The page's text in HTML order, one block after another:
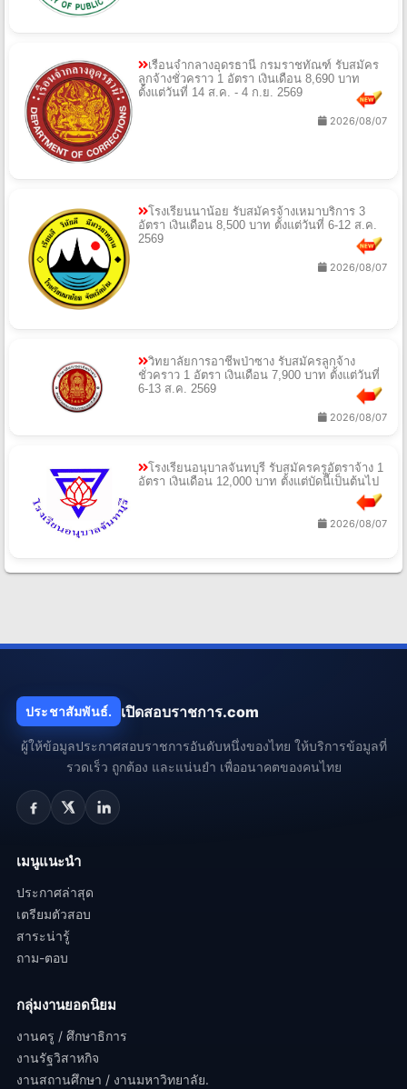
เรือนจำกลางอุดรธานี กรมราชทัณฑ์ รับสมัคร
ลูกจ้างชั่วคราว 1 อัตรา เงินเดือน 8,690 บาท
ตั้งแต่วันที่ 14 ส.ค. - 4 ก.ย. 2569
2026/08/07
โรงเรียนนาน้อย รับสมัครจ้างเหมาบริการ 3
อัตรา เงินเดือน 8,500 บาท ตั้งแต่วันที่ 6-12 ส.ค.
2569
2026/08/07
วิทยาลัยการอาชีพป่าซาง รับสมัครลูกจ้าง
ชั่วคราว 1 อัตรา เงินเดือน 7,900 บาท ตั้งแต่วันที่
6-13 ส.ค. 2569
2026/08/07
โรงเรียนอนุบาลจันทบุรี รับสมัครครูอัตราจ้าง 1
อัตรา เงินเดือน 12,000 บาท ตั้งแต่บัดนี้เป็นต้นไป
2026/08/07
ประชาสัมพันธ์. เปิดสอบราชการ.com
ผู้ให้ข้อมูลประกาศสอบราชการอันดับหนึ่งของไทย ให้บริการข้อมูลที่
รวดเร็ว ถูกต้อง และแน่นยำ เพื่ออนาคตของคนไทย
เมนูแนะนำ
ประกาศล่าสุด
เตรียมตัวสอบ
สาระน่ารู้
ถาม-ตอบ
กลุ่มงานยอดนิยม
งานครู / ศึกษาธิการ
งานรัฐวิสาหกิจ
งานสถานศึกษา / งานมหาวิทยาลัย.